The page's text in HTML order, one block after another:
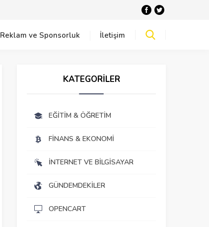
Reklam ve Sponsorluk İletişim
KATEGORİLER
EĞITIM & ÖĞRETIM
FINANS & EKONOMI
İNTERNET VE BILGISAYAR
GÜNDEMDEKILER
OPENCART